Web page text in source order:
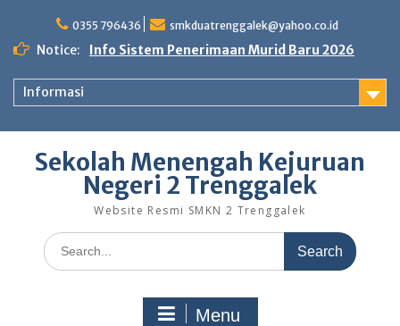
content
0355 796436 smkduatrenggalek@yahoo.co.id
Notice: Info Sistem Penerimaan Murid Baru 2026
Informasi
Sekolah Menengah Kejuruan
Negeri 2 Trenggalek
Website Resmi SMKN 2 Trenggalek
Search
for:
Menu